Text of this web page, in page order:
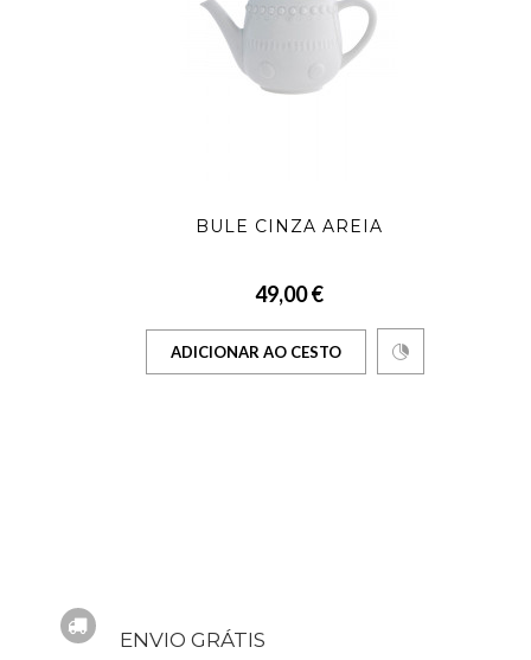
BULE CINZA AREIA
49,00 €
ADICIONAR AO CESTO
ENVIO GRÁTIS